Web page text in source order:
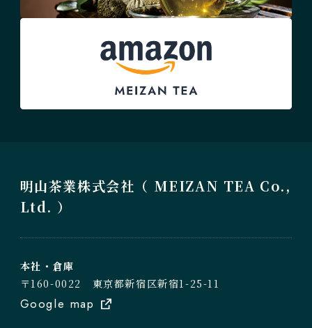
明山茶業株式会社（ MEIZAN TEA Co.,
Ltd. ）
本社・倉庫
〒160-0022 東京都新宿区新宿1-25-11
Google map